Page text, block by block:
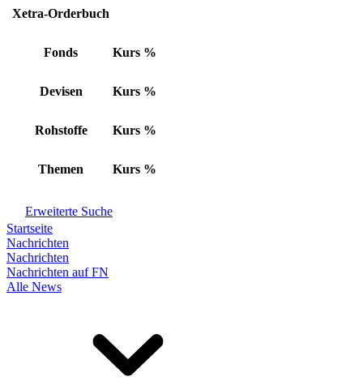
Xetra-Orderbuch
Fonds Kurs %
Devisen Kurs %
Rohstoffe Kurs %
Themen Kurs %
Erweiterte Suche
Startseite
Nachrichten
Nachrichten
Nachrichten auf FN
Alle News